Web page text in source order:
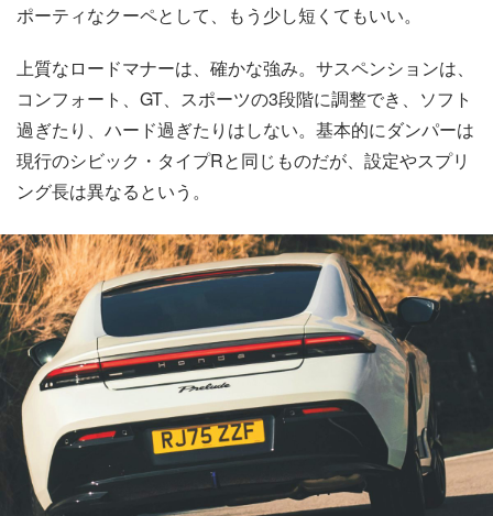
ポーティなクーペとして、もう少し短くてもいい。
上質なロードマナーは、確かな強み。サスペンションは、
コンフォート、GT、スポーツの3段階に調整でき、ソフト
過ぎたり、ハード過ぎたりはしない。基本的にダンパーは
現行のシビック・タイプRと同じものだが、設定やスプリ
ング長は異なるという。